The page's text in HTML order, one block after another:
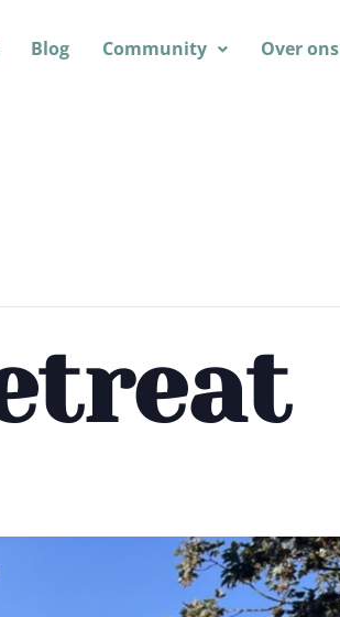
Blog Community Over ons